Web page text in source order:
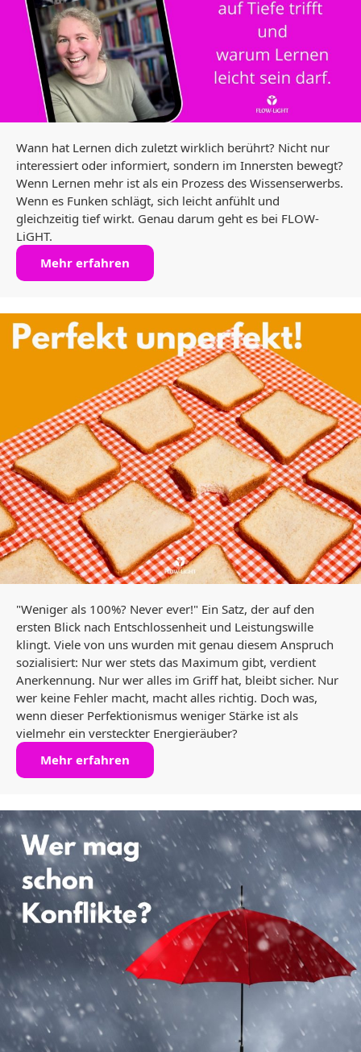
Wann hat Lernen dich zuletzt wirklich berührt? Nicht nur
interessiert oder informiert, sondern im Innersten bewegt?
Wenn Lernen mehr ist als ein Prozess des Wissenserwerbs.
Wenn es Funken schlägt, sich leicht anfühlt und
gleichzeitig tief wirkt. Genau darum geht es bei FLOW-
LiGHT.
Mehr erfahren
"Weniger als 100%? Never ever!" Ein Satz, der auf den
ersten Blick nach Entschlossenheit und Leistungswille
klingt. Viele von uns wurden mit genau diesem Anspruch
sozialisiert: Nur wer stets das Maximum gibt, verdient
Anerkennung. Nur wer alles im Griff hat, bleibt sicher. Nur
wer keine Fehler macht, macht alles richtig. Doch was,
wenn dieser Perfektionismus weniger Stärke ist als
vielmehr ein versteckter Energieräuber?
Mehr erfahren